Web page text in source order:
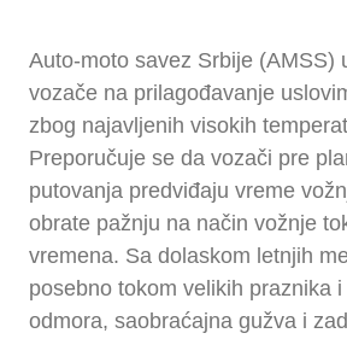
Auto-moto savez Srbije (AMSS)
vozače na prilagođavanje
zbog najavljenih visokih
Preporučuje se da vozači pre
putovanja predviđaju vreme
obrate pažnju na način vožnje
vremena. Sa dolaskom letnjih
posebno tokom velikih praznika
odmora, saobraćajna gužva i